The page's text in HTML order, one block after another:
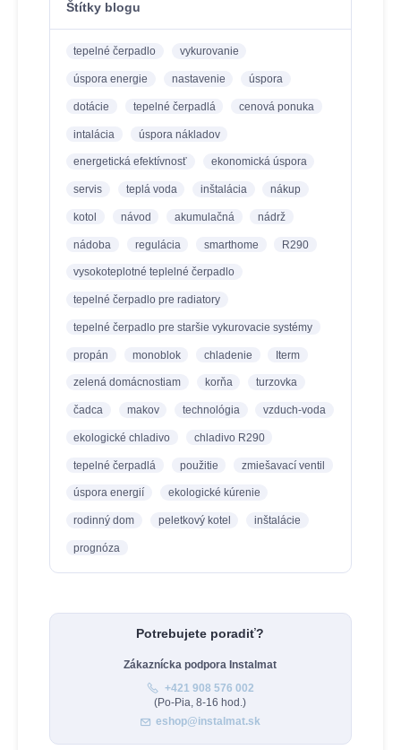
Štítky blogu
tepelné čerpadlo vykurovanie
úspora energie nastavenie úspora
dotácie tepelné čerpadlá cenová ponuka
intalácia úspora nákladov
energetická efektívnosť ekonomická úspora
servis teplá voda inštalácia nákup
kotol návod akumulačná nádrž
nádoba regulácia smarthome R290
vysokoteplotné teplelné čerpadlo
tepelné čerpadlo pre radiatory
tepelné čerpadlo pre staršie vykurovacie systémy
propán monoblok chladenie Iterm
zelená domácnostiam korňa turzovka
čadca makov technológia vzduch-voda
ekologické chladivo chladivo R290
tepelné čerpadlá použitie zmiešavací ventil
úspora energií ekologické kúrenie
rodinný dom peletkový kotel inštalácie
prognóza
Potrebujete poradiť?
Zákaznícka podpora Instalmat
+421 908 576 002
(Po-Pia, 8-16 hod.)
eshop@instalmat.sk